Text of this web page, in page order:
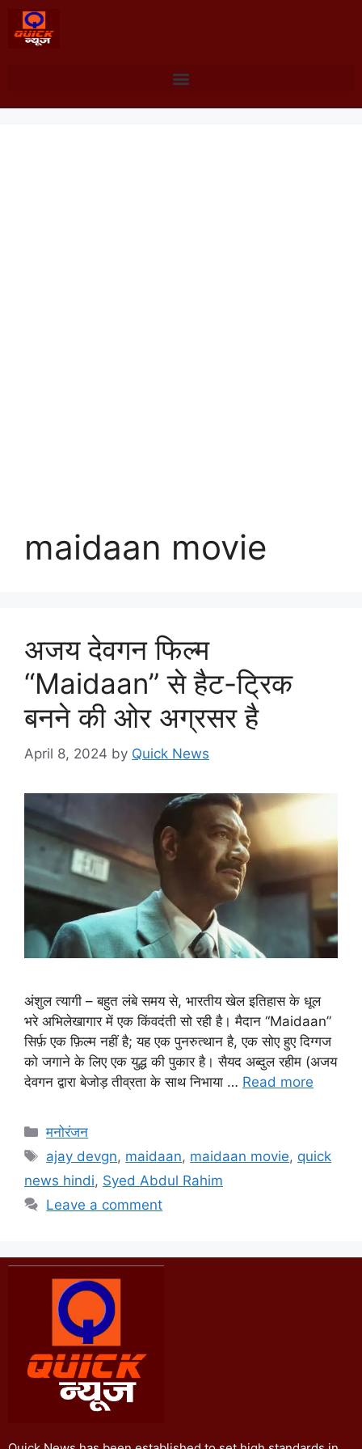
maidaan movie
अजय देवगन फिल्म
“Maidaan” से हैट-ट्रिक
बनने की ओर अग्रसर है
April 8, 2024 by Quick News
अंशुल त्यागी – बहुत लंबे समय से, भारतीय खेल इतिहास के धूल
भरे अभिलेखागार में एक किंवदंती सो रही है। मैदान “Maidaan”
सिर्फ़ एक फ़िल्म नहीं है; यह एक पुनरुत्थान है, एक सोए हुए दिग्गज
को जगाने के लिए एक युद्ध की पुकार है। सैयद अब्दुल रहीम (अजय
देवगन द्वारा बेजोड़ तीव्रता के साथ निभाया … Read more
मनोरंजन
ajay devgn, maidaan, maidaan movie, quick
news hindi, Syed Abdul Rahim
Leave a comment